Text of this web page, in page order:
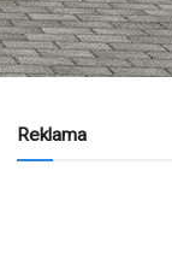
Reklama